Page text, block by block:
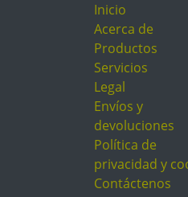
Inicio
Acerca de
Productos
Servicios
Legal
Envíos y
devoluciones
Política de
privacidad y
Contáctenos